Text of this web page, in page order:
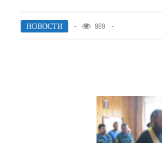
НОВОСТИ 989